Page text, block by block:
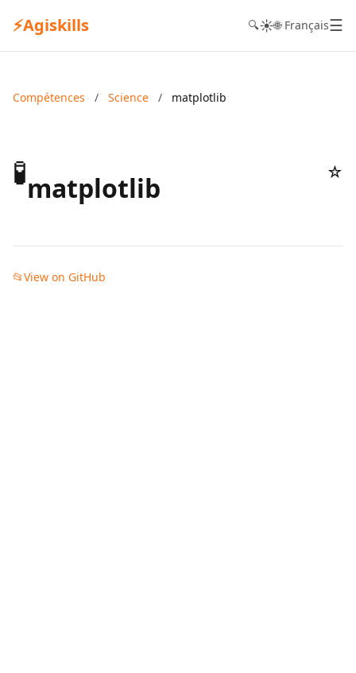
⚡Agiskills 🔍☀️🌐 Français☰
Compétences / Science / matplotlib
🧪matplotlib ☆
📂View on GitHub